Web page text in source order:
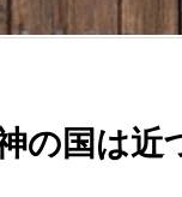
の国は近